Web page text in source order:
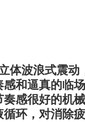
体波浪式震动
和逼真的临
感很好的机
环，对消除